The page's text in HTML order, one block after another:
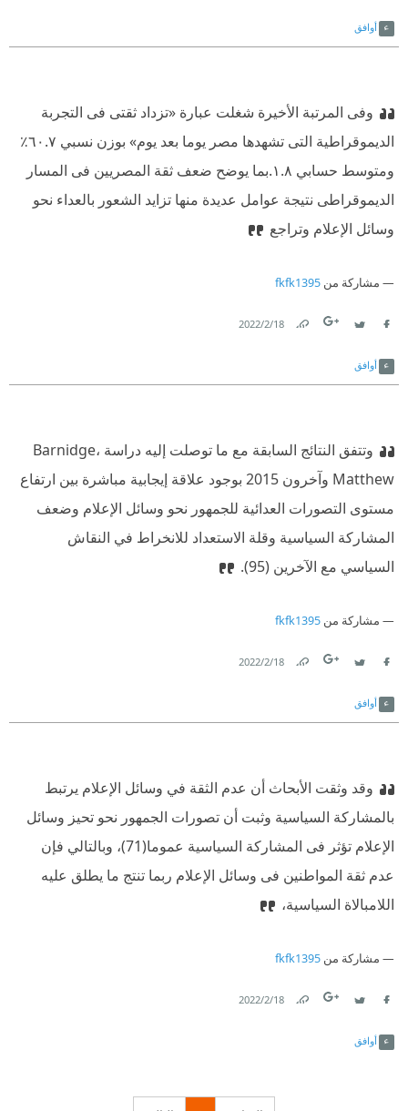
أوافق
وفى المرتبة الأخيرة شغلت عبارة «تزداد ثقتى فى التجربة
الديموقراطية التى تشهدها مصر يوما بعد يوم» بوزن نسبي ٦٠.٧٪
ومتوسط حسابي ١.٨.بما يوضح ضعف ثقة المصريين فى المسار
الديموقراطى نتيجة عوامل عديدة منها تزايد الشعور بالعداء نحو
وسائل الإعلام وتراجع
مشاركة من fkfk1395
18‏/2‏/2022
أوافق
وتتفق النتائج السابقة مع ما توصلت إليه دراسة Barnidge،
Matthew وآخرون 2015 بوجود علاقة إيجابية مباشرة بين ارتفاع
مستوى التصورات العدائية للجمهور نحو وسائل الإعلام وضعف
المشاركة السياسية وقلة الاستعداد للانخراط في النقاش
السياسي مع الآخرين (95).
مشاركة من fkfk1395
18‏/2‏/2022
أوافق
وقد وثقت الأبحاث أن عدم الثقة في وسائل الإعلام يرتبط
بالمشاركة السياسية وثبت أن تصورات الجمهور نحو تحيز وسائل
الإعلام تؤثر فى المشاركة السياسية عموما(71)، وبالتالي فإن
عدم ثقة المواطنين فى وسائل الإعلام ربما تنتج ما يطلق عليه
اللامبالاة السياسية،
مشاركة من fkfk1395
18‏/2‏/2022
أوافق